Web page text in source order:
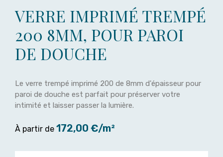
VERRE IMPRIMÉ TREMPÉ
200 8MM, POUR PAROI
DE DOUCHE
Le verre trempé imprimé 200 de 8mm d'épaisseur pour
paroi de douche est parfait pour préserver votre
intimité et laisser passer la lumière.
À partir de 172,00 €/m²